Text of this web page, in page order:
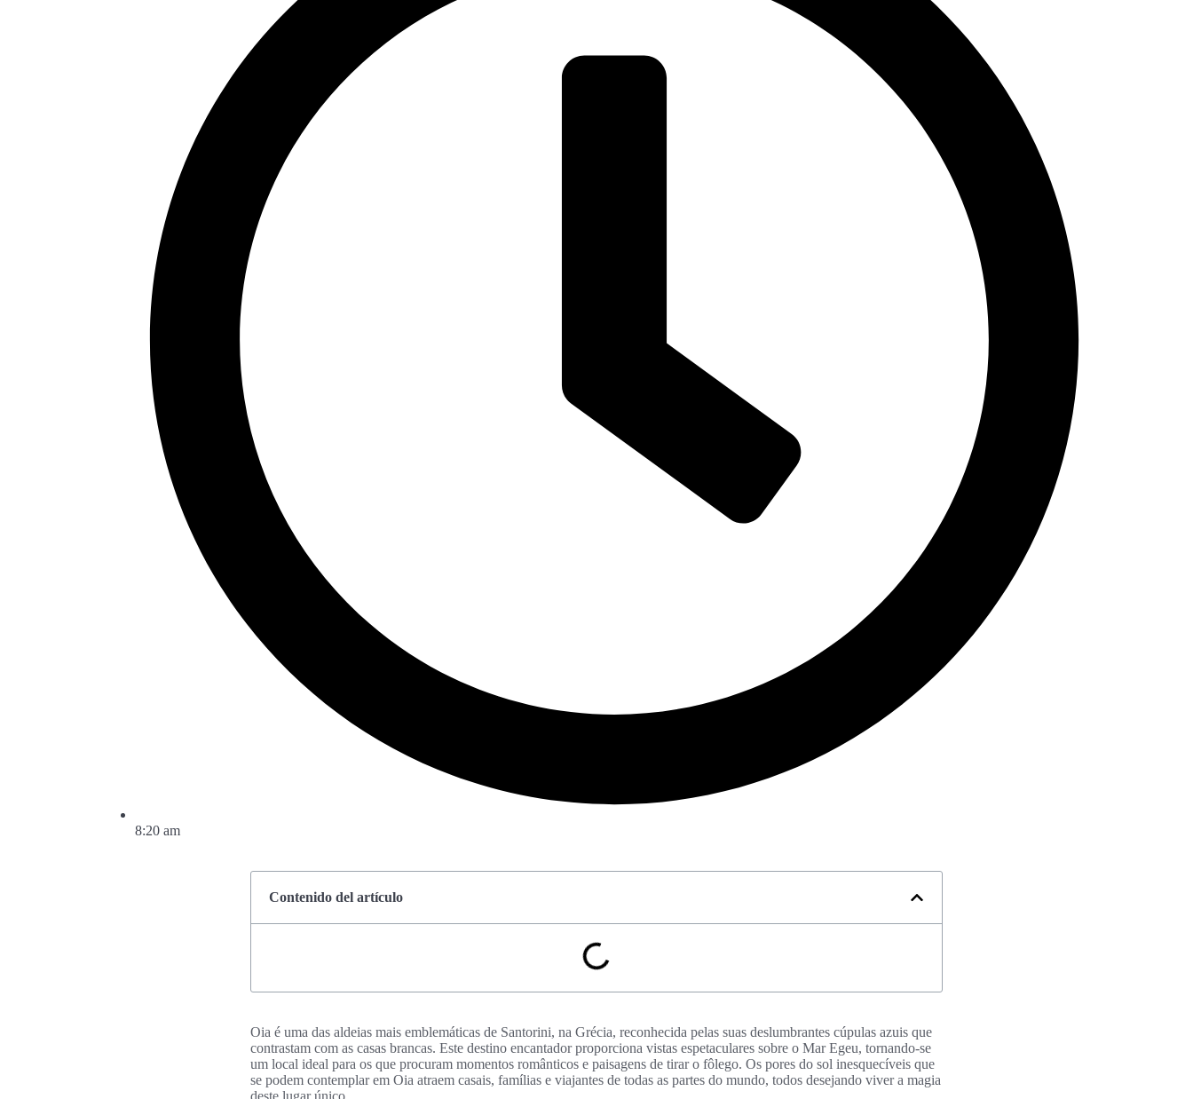
8:20 am
Contenido del artículo
Oia é uma das aldeias mais emblemáticas de Santorini, na Grécia, reconhecida pelas suas deslumbrantes cúpulas azuis que
contrastam com as casas brancas. Este destino encantador proporciona vistas espetaculares sobre o Mar Egeu, tornando-se
um local ideal para os que procuram momentos românticos e paisagens de tirar o fôlego. Os pores do sol inesquecíveis que
se podem contemplar em Oia atraem casais, famílias e viajantes de todas as partes do mundo, todos desejando viver a magia